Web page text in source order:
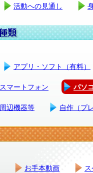
活動への見通し
アプリ・ソフト（有料）
スマートフォン パソ
周辺機器等 自作（プ
お手本動画